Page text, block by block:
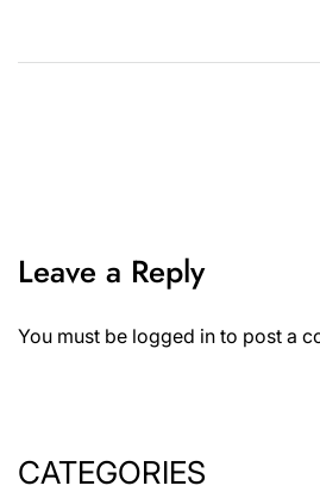
Leave a Reply
You must be logged in to post a
CATEGORIES